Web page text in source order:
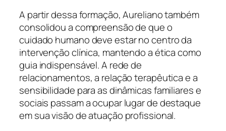
A partir dessa formação, Aureliano também
consolidou a compreensão de que o
cuidado humano deve estar no centro da
intervenção clínica, mantendo a ética como
guia indispensável. A rede de
relacionamentos, a relação terapêutica e a
sensibilidade para as dinâmicas familiares e
sociais passam a ocupar lugar de destaque
em sua visão de atuação profissional.